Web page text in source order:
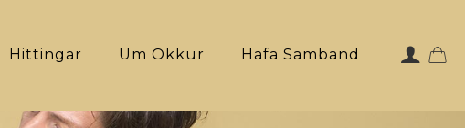
Hittingar Um Okkur Hafa Samband